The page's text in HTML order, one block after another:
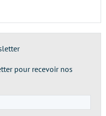
pour recevoir nos